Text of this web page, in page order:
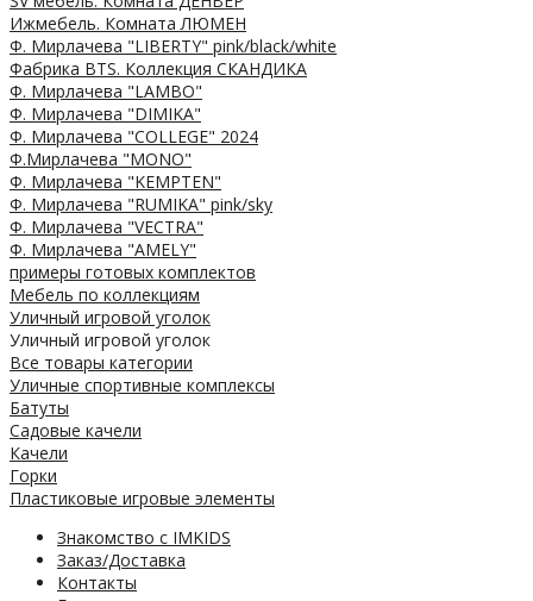
Ижмебель. Комната ЛЮМЕН
Ф. Мирлачева "LIBERTY" pink/black/white
Фабрика BTS. Коллекция СКАНДИКА
Ф. Мирлачева "LAMBO"
Ф. Мирлачева "DIMIKA"
Ф. Мирлачева "COLLEGE" 2024
Ф.Мирлачева "MONO"
Ф. Мирлачева "KEMPTEN"
Ф. Мирлачева "RUMIKA" pink/sky
Ф. Мирлачева "VECTRA"
Ф. Мирлачева "AMELY"
примеры готовых комплектов
Мебель по коллекциям
Уличный игровой уголок
Уличный игровой уголок
Все товары категории
Уличные спортивные комплексы
Батуты
Садовые качели
Качели
Горки
Пластиковые игровые элементы
Знакомство с IMKIDS
Заказ/Доставка
Контакты